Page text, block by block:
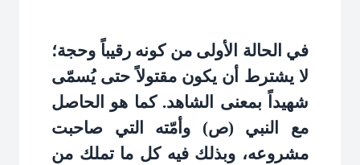
في الحالة الأولى من كونه رقيباً وحجة؛
لا يشترط أن يكون مقتولاً حتى يُسمّى
شهيداً بمعنى الشاهد. كما هو الحاصل
مع النبي (ص) وأمّته التي صاحبت
مشروعه، وبذلك فيه كل ما تملك من